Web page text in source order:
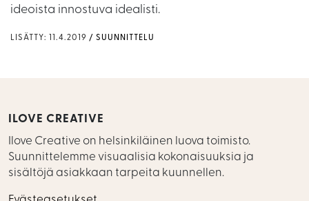
ideoista innostuva idealisti.
LISÄTTY: 11.4.2019 SUUNNITTELU
ILOVE CREATIVE
Ilove Creative on helsinkiläinen luova toimisto.
Suunnittelemme visuaalisia kokonaisuuksia ja
sisältöjä asiakkaan tarpeita kuunnellen.